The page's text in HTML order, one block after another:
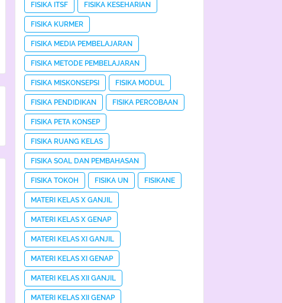
FISIKA ITSF FISIKA KESEHARIAN
FISIKA KURMER
FISIKA MEDIA PEMBELAJARAN
FISIKA METODE PEMBELAJARAN
FISIKA MISKONSEPSI FISIKA MODUL
FISIKA PENDIDIKAN FISIKA PERCOBAAN
FISIKA PETA KONSEP
FISIKA RUANG KELAS
FISIKA SOAL DAN PEMBAHASAN
FISIKA TOKOH FISIKA UN FISIKANE
MATERI KELAS X GANJIL
MATERI KELAS X GENAP
MATERI KELAS XI GANJIL
MATERI KELAS XI GENAP
MATERI KELAS XII GANJIL
MATERI KELAS XII GENAP